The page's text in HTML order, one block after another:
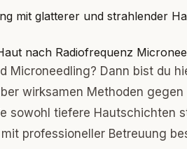
nach Radiofrequenz
Microneedling? Dann bist du
wirksamen Methoden gegen
sowohl tiefere Hautschichten
professioneller Betreuung